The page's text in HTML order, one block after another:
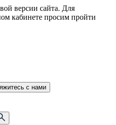
версии сайта. Для
кабинете просим пройти
с нами